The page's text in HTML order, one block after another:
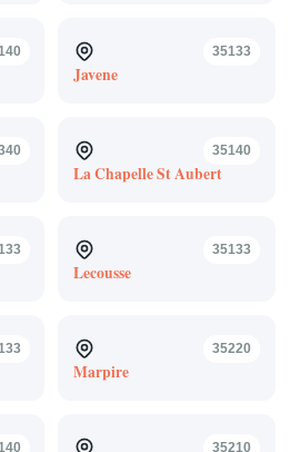
35133
Javene
35140
La Chapelle St Aubert
35133
Lecousse
35220
Marpire
35210